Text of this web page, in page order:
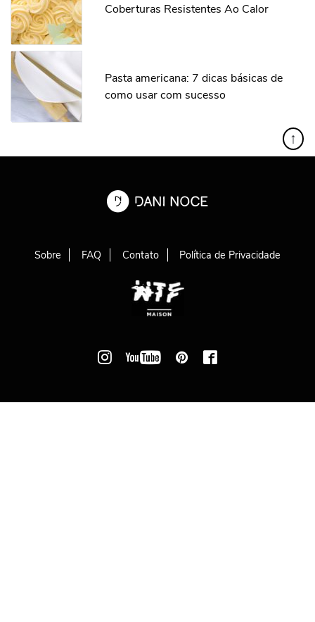
Coberturas Resistentes Ao Calor
Pasta americana: 7 dicas básicas de
como usar com sucesso
↑
Sobre FAQ Contato Política de Privacidade